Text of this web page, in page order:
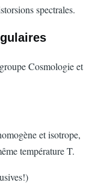
spectrales.
Cosmologie et
et isotrope,
température T.